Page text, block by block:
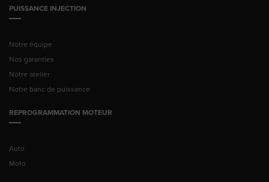
PUISSANCE INJECTION
Notre équipe
Nos garanties
Notre atelier
Notre banc de puissance
REPROGRAMMATION MOTEUR
Auto
Moto